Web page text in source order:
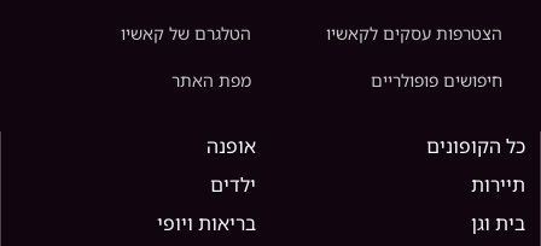
הצטרפות עסקים לקאשיו הטלגרם של קאשיו
חיפושים פופולריים מפת האתר
כל הקופונים
אופנה
תיירות
ילדים
בית וגן
בריאות ויופי